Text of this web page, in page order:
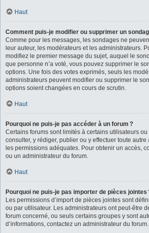
Haut
Comment puis-je modifier ou supprimer un
Comme pour les messages, les sondages ne
leur auteur, les modérateurs et les administrateurs.
modifiez le premier message du sujet, auquel le
que personne n’a voté, vous pouvez supprimer le
options. Une fois des votes exprimés, seuls les
administrateurs peuvent modifier ou supprimer le
options soient changées en cours de scrutin.
Haut
Pourquoi ne puis-je pas accéder à un forum ?
Certains forums sont limités à certains utilisateurs
consulter, y rédiger, publier ou y effectuer toute
les permissions adéquates. Pour obtenir un accès,
ou un administrateur du forum.
Haut
Pourquoi ne puis-je pas importer de pièces jointes
Les permissions d’import de pièces jointes sont
ou par utilisateur. Les administrateurs ont peut-être
forum concerné, ou seuls certains groupes y sont
d’informations, contactez un administrateur du forum.